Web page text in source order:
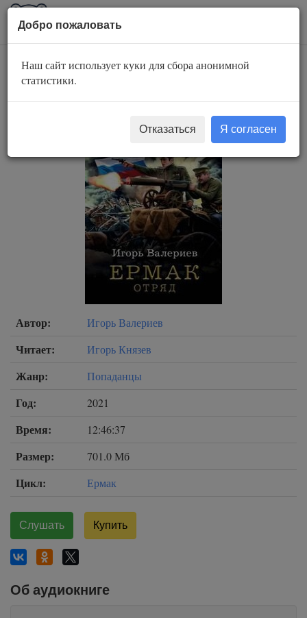
AuBook.org
Отряд
Автор: Игорь Валериев
Читает: Игорь Князев
Жанр: Попаданцы
Год: 2021
Время: 12:46:37
Размер: 701.0 Мб
Цикл: Ермак
Слушать Купить
Об аудиокниге
Добро пожаловать
Наш сайт использует куки для сбора анонимной
статистики.
Отказаться Я согласен